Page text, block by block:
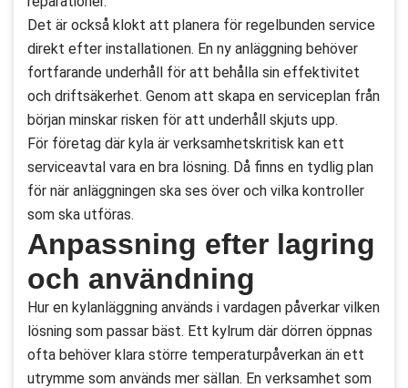
Det är också klokt att planera för regelbunden service
direkt efter installationen. En ny anläggning behöver
fortfarande underhåll för att behålla sin effektivitet
och driftsäkerhet. Genom att skapa en serviceplan från
början minskar risken för att underhåll skjuts upp.
För företag där kyla är verksamhetskritisk kan ett
serviceavtal vara en bra lösning. Då finns en tydlig plan
för när anläggningen ska ses över och vilka kontroller
som ska utföras.
Anpassning efter lagring
och användning
Hur en kylanläggning används i vardagen påverkar vilken
lösning som passar bäst. Ett kylrum där dörren öppnas
ofta behöver klara större temperaturpåverkan än ett
utrymme som används mer sällan. En verksamhet som